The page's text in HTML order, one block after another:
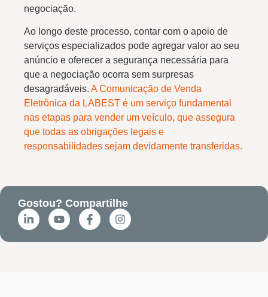
negociação.
Ao longo deste processo, contar com o apoio de
serviços especializados pode agregar valor ao seu
anúncio e oferecer a segurança necessária para
que a negociação ocorra sem surpresas
desagradáveis. A Comunicação de Venda
Eletrônica da LABEST é um serviço fundamental
nas etapas para vender um veículo, que assegura
que todas as obrigações legais e
responsabilidades sejam devidamente transferidas.
Gostou? Compartilhe